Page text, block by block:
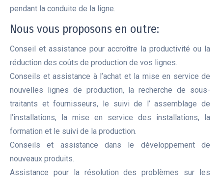
pendant la conduite de la ligne.
Nous vous proposons en outre:
Conseil et assistance pour accroître la productivité ou la
réduction des coûts de production de vos lignes.
Conseils et assistance à l’achat et la mise en service de
nouvelles lignes de production, la recherche de sous-
traitants et fournisseurs, le suivi de l’ assemblage de
l’installations, la mise en service des installations, la
formation et le suivi de la production.
Conseils et assistance dans le développement de
nouveaux produits.
Assistance pour la résolution des problèmes sur les